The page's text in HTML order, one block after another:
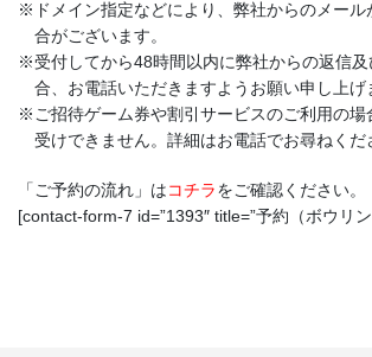
※ドメイン指定などにより、弊社からのメール
合がございます。
※受付してから48時間以内に弊社からの返信
合、お電話いただきますようお願い申し上げ
※ご招待ゲーム券や割引サービスのご利用の場
受けできません。詳細はお電話でお尋ねくだ
「ご予約の流れ」はコチラをご確認ください。
[contact-form-7 id=”1393″ title=”予約（ボウリ